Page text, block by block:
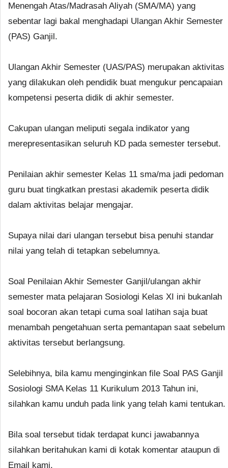
Menengah Atas/Madrasah Aliyah (SMA/MA) yang
sebentar lagi bakal menghadapi Ulangan Akhir Semester
(PAS) Ganjil.
Ulangan Akhir Semester (UAS/PAS) merupakan aktivitas
yang dilakukan oleh pendidik buat mengukur pencapaian
kompetensi peserta didik di akhir semester.
Cakupan ulangan meliputi segala indikator yang
merepresentasikan seluruh KD pada semester tersebut.
Penilaian akhir semester Kelas 11 sma/ma jadi pedoman
guru buat tingkatkan prestasi akademik peserta didik
dalam aktivitas belajar mengajar.
Supaya nilai dari ulangan tersebut bisa penuhi standar
nilai yang telah di tetapkan sebelumnya.
Soal Penilaian Akhir Semester Ganjil/ulangan akhir
semester mata pelajaran Sosiologi Kelas XI ini bukanlah
soal bocoran akan tetapi cuma soal latihan saja buat
menambah pengetahuan serta pemantapan saat sebelum
aktivitas tersebut berlangsung.
Selebihnya, bila kamu menginginkan file Soal PAS Ganjil
Sosiologi SMA Kelas 11 Kurikulum 2013 Tahun ini,
silahkan kamu unduh pada link yang telah kami tentukan.
Bila soal tersebut tidak terdapat kunci jawabannya
silahkan beritahukan kami di kotak komentar ataupun di
Email kami.